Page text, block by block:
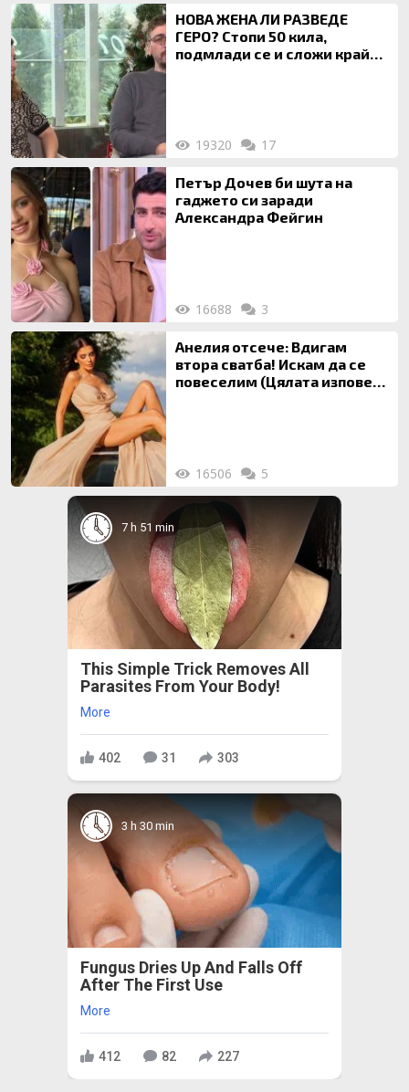
НОВА ЖЕНА ЛИ РАЗВЕДЕ
ГЕРО? Стопи 50 кила,
подмлади се и сложи край
19320 17
Петър Дочев би шута на
гаджето си заради
Александра Фейгин
16688 3
Анелия отсече: Вдигам
втора сватба! Искам да се
повеселим (Цялата изповед
16506 5
7 h 51 min
This Simple Trick Removes All
Parasites From Your Body!
More
402 31 303
3 h 30 min
Fungus Dries Up And Falls Off
After The First Use
More
412 82 227